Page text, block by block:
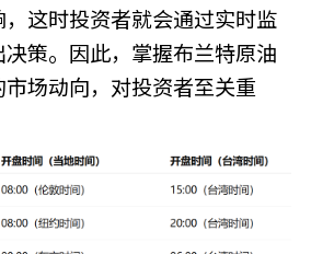
这时投资者就会通过实时监
策。因此，掌握布兰特原油
场动向，对投资者至关重